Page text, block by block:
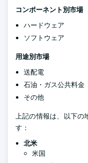
コンポーネント別市場
ハードウェア
ソフトウェア
用途別市場
送配電
石油・ガス公共料金
その他
上記の情報は、以下の
す：
北米
米国